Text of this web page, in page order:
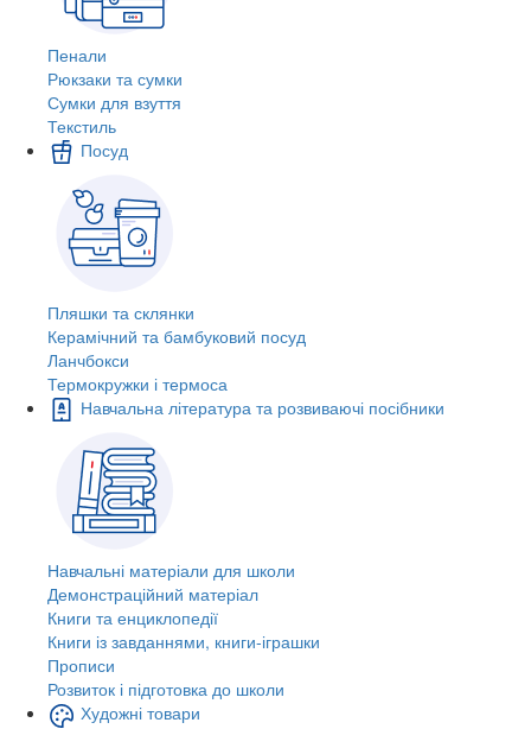
Пенали
Рюкзаки та сумки
Сумки для взуття
Текстиль
Посуд
Пляшки та склянки
Керамічний та бамбуковий посуд
Ланчбокси
Термокружки і термоса
Навчальна література та розвиваючі посібники
Навчальні матеріали для школи
Демонстраційний матеріал
Книги та енциклопедії
Книги із завданнями, книги-іграшки
Прописи
Розвиток і підготовка до школи
Художні товари